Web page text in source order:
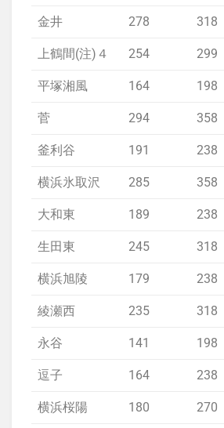
金井 278 318
上鶴間(注)４ 254 299
平塚湘風 164 198
菅 294 358
釜利谷 191 238
横浜氷取沢 285 358
大和東 189 238
生田東 245 318
横浜旭陵 179 238
綾瀬西 235 318
永谷 141 198
逗子 164 238
横浜桜陽 180 270